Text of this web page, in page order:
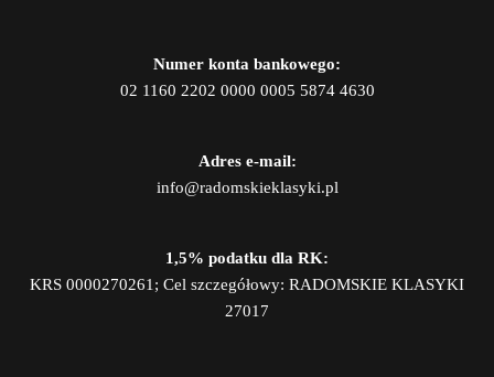
Numer konta bankowego:
02 1160 2202 0000 0005 5874 4630
Adres e-mail:
info@radomskieklasyki.pl
1,5% podatku dla RK:
KRS 0000270261; Cel szczegółowy: RADOMSKIE KLASYKI
27017